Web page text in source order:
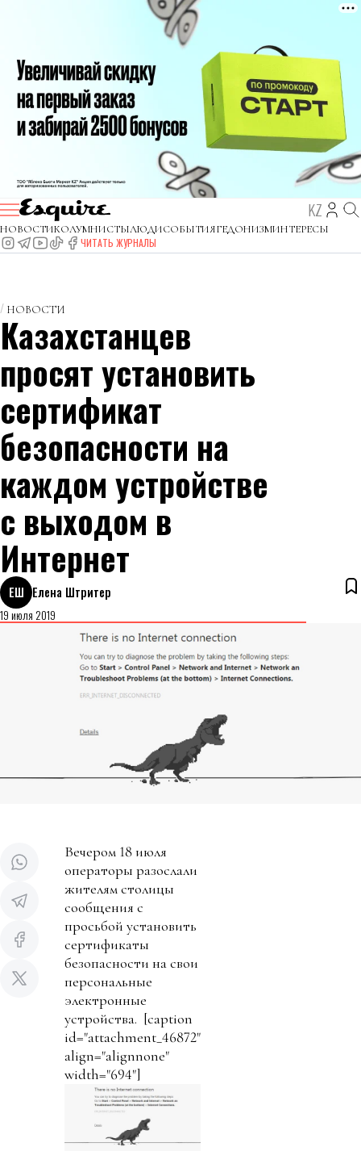
KZ
НОВОСТИКОЛУМНИСТЫЛЮДИСОБЫТИЯГЕДОНИЗМИНТЕРЕСЫ
ЧИТАТЬ ЖУРНАЛЫ
НОВОСТИ
Казахстанцев
просят установить
сертификат
безопасности на
каждом устройстве
с выходом в
Интернет
ЕШ Елена Штритер
19 июля 2019
Вечером 18 июля
операторы разослали
жителям столицы
сообщения с
просьбой установить
сертификаты
безопасности на свои
персональные
электронные
устройства. [caption
id="attachment_46872"
align="alignnone"
width="694"]